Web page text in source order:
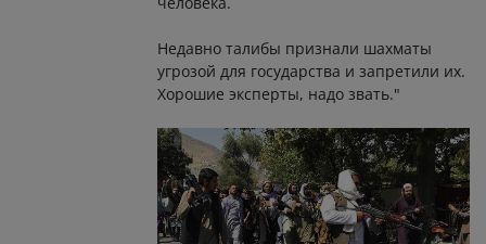
Недавно талибы признали шахматы
угрозой для государства и запретили их.
Хорошие эксперты, надо звать."